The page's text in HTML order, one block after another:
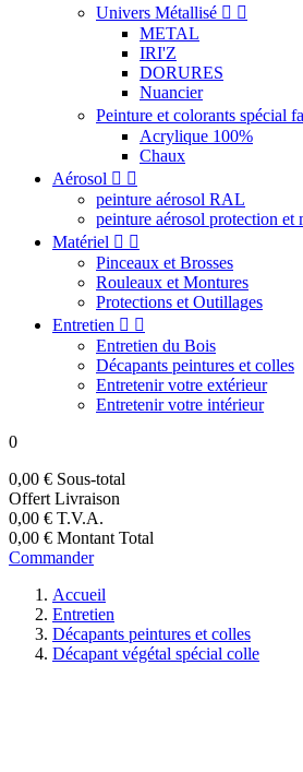
Univers Métallisé  
METAL
IRI'Z
DORURES
Nuancier
Peinture et colorants spécial
Acrylique 100%
Chaux
Aérosol  
peinture aérosol RAL
peinture aérosol protection et
Matériel  
Pinceaux et Brosses
Rouleaux et Montures
Protections et Outillages
Entretien  
Entretien du Bois
Décapants peintures et colles
Entretenir votre extérieur
Entretenir votre intérieur
0
0,00 € Sous-total
Offert Livraison
0,00 € T.V.A.
0,00 € Montant Total
Commander
Accueil
Entretien
Décapants peintures et colles
Décapant végétal spécial colle